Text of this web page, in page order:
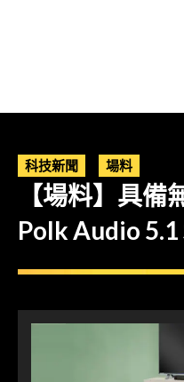
科技新聞 場料
【場料】具
Polk Audio